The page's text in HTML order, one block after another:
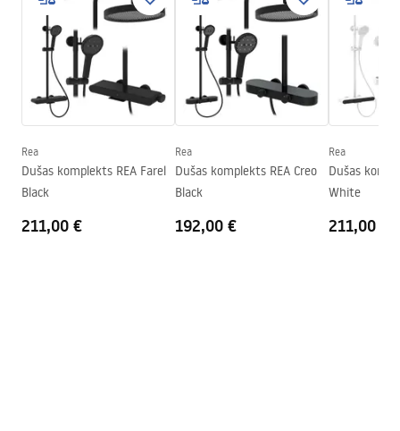
Stikla krāsa
Transparent 4mm,
Transparent 5mm
Atvēršanas metode
Bīdāmās
City
Montāža
Uz dušas paliktņa vai uz grīdas
Dušas kabīnes virziens
Universal
Garantija
Easy Clean pārklājums
Nē
shower manual.pdf
Rea
Dušas komplekts REA Farel
Black
211,00 €
Rea
Dušas komplekts REA Creo
Black
192,00 €
Rea
Dušas
White
211,00 €